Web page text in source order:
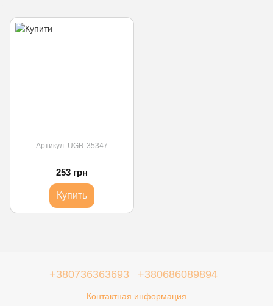
Артикул: UGR-35347
253 грн
Купить
+380736363693 +380686089894
Контактная информация